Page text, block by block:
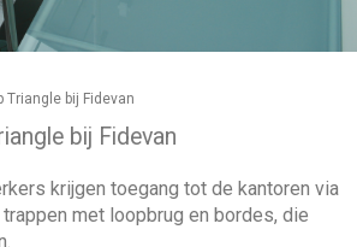
Triangle bij Fidevan
bij Fidevan
krijgen toegang tot de kantoren via
met loopbrug en bordes, die